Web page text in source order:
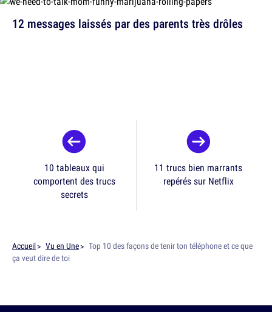
12 messages laissés par des parents très drôles
10 tableaux qui
comportent des trucs
secrets
11 trucs bien marrants
repérés sur Netflix
Accueil Vu en Une
Top 10 des façons de tenir ton téléphone et ce que
ça veut dire de toi